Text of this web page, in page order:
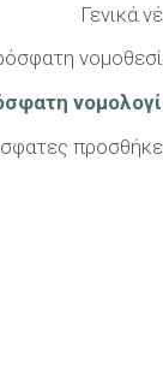
Γενικά